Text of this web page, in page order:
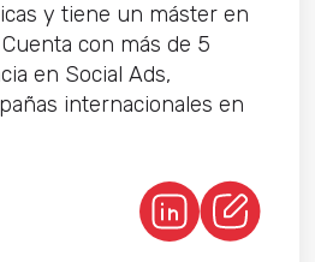
y tiene un máster en
con más de 5
en Social Ads,
internacionales en